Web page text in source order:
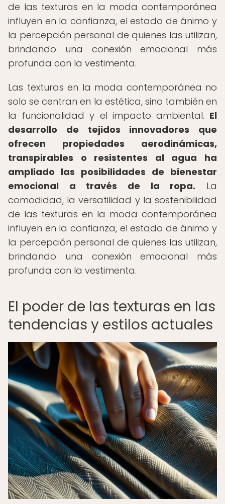
de las texturas en la moda contemporánea
influyen en la confianza, el estado de ánimo y
la percepción personal de quienes las utilizan,
brindando una conexión emocional más
profunda con la vestimenta.
Las texturas en la moda contemporánea no
solo se centran en la estética, sino también en
la funcionalidad y el impacto ambiental. El
desarrollo de tejidos innovadores que
ofrecen propiedades aerodinámicas,
transpirables o resistentes al agua ha
ampliado las posibilidades de bienestar
emocional a través de la ropa. La
comodidad, la versatilidad y la sostenibilidad
de las texturas en la moda contemporánea
influyen en la confianza, el estado de ánimo y
la percepción personal de quienes las utilizan,
brindando una conexión emocional más
profunda con la vestimenta.
El poder de las texturas en las
tendencias y estilos actuales